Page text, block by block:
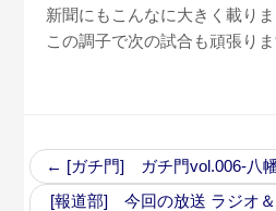
新聞にもこんなに大きく載りま
この調子で次の試合も頑張りま
← [ガチ門] ガチ門vol.006-八
[報道部] 今回の放送 ラジオ